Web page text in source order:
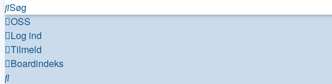
Søg
OSS
Log ind
Tilmeld
Boardindeks
Søg